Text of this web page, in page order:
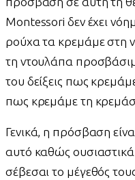
Montessori δεν έχει
ρούχα τα κρεμάμε στη
τη ντουλάπα
του δείξεις πως
πως κρεμάμε τη
Γενικά, η πρόσβαση
αυτό καθώς ουσιαστικά
σέβεσαι το μέγεθός